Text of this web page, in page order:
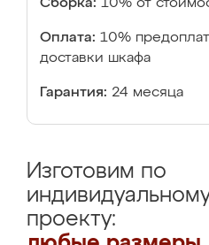
Сборка: 10% от
Оплата: 10%
доставки шкафа
Гарантия: 24 месяца
Изготовим по
проекту: